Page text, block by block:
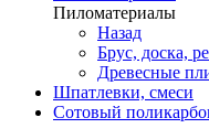
Пиломатериалы
Назад
Брус, доска,
Древесные
Шпатлевки, смеси
Сотовый